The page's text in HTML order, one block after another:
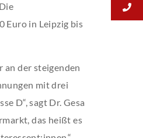
Euro in Leipzig bis
an der steigenden
mit drei
D“, sagt Dr. Gesa
das heißt es